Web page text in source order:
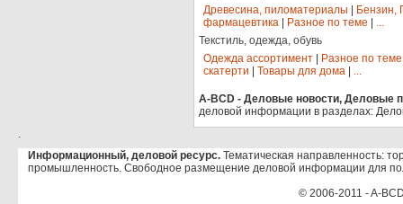
Древесина, пиломатериалы
Бензин,
фармацевтика
Разное по теме
...
Текстиль, одежда, обувь
Одежда ассортимент
Разное по теме
скатерти
Товары для дома ...
A-BCD - Деловые новости, Деловые
деловой информации в разделах:
.
Информационный, деловой ресурс. Тематическая направленность:
промышленность. Свободное размещение деловой информации для
© 2006-2011 - A-